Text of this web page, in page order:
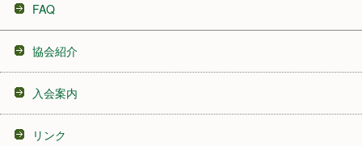
21:00
23:00
FAQ
協会紹介
入会案内
リンク